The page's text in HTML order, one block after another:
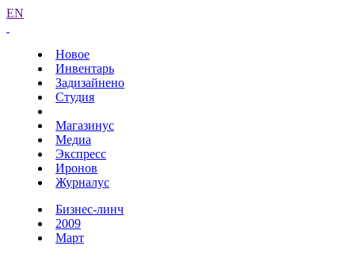
EN
Новое
Инвентарь
Задизайнено
Студия
Магазинус
Медиа
Экспресс
Иронов
Журналус
Бизнес-линч
2009
Март